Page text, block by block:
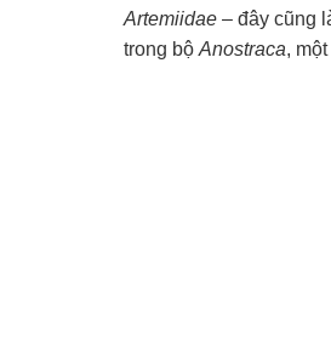
Artemiidae – đây cũng
trong bộ Anostraca,